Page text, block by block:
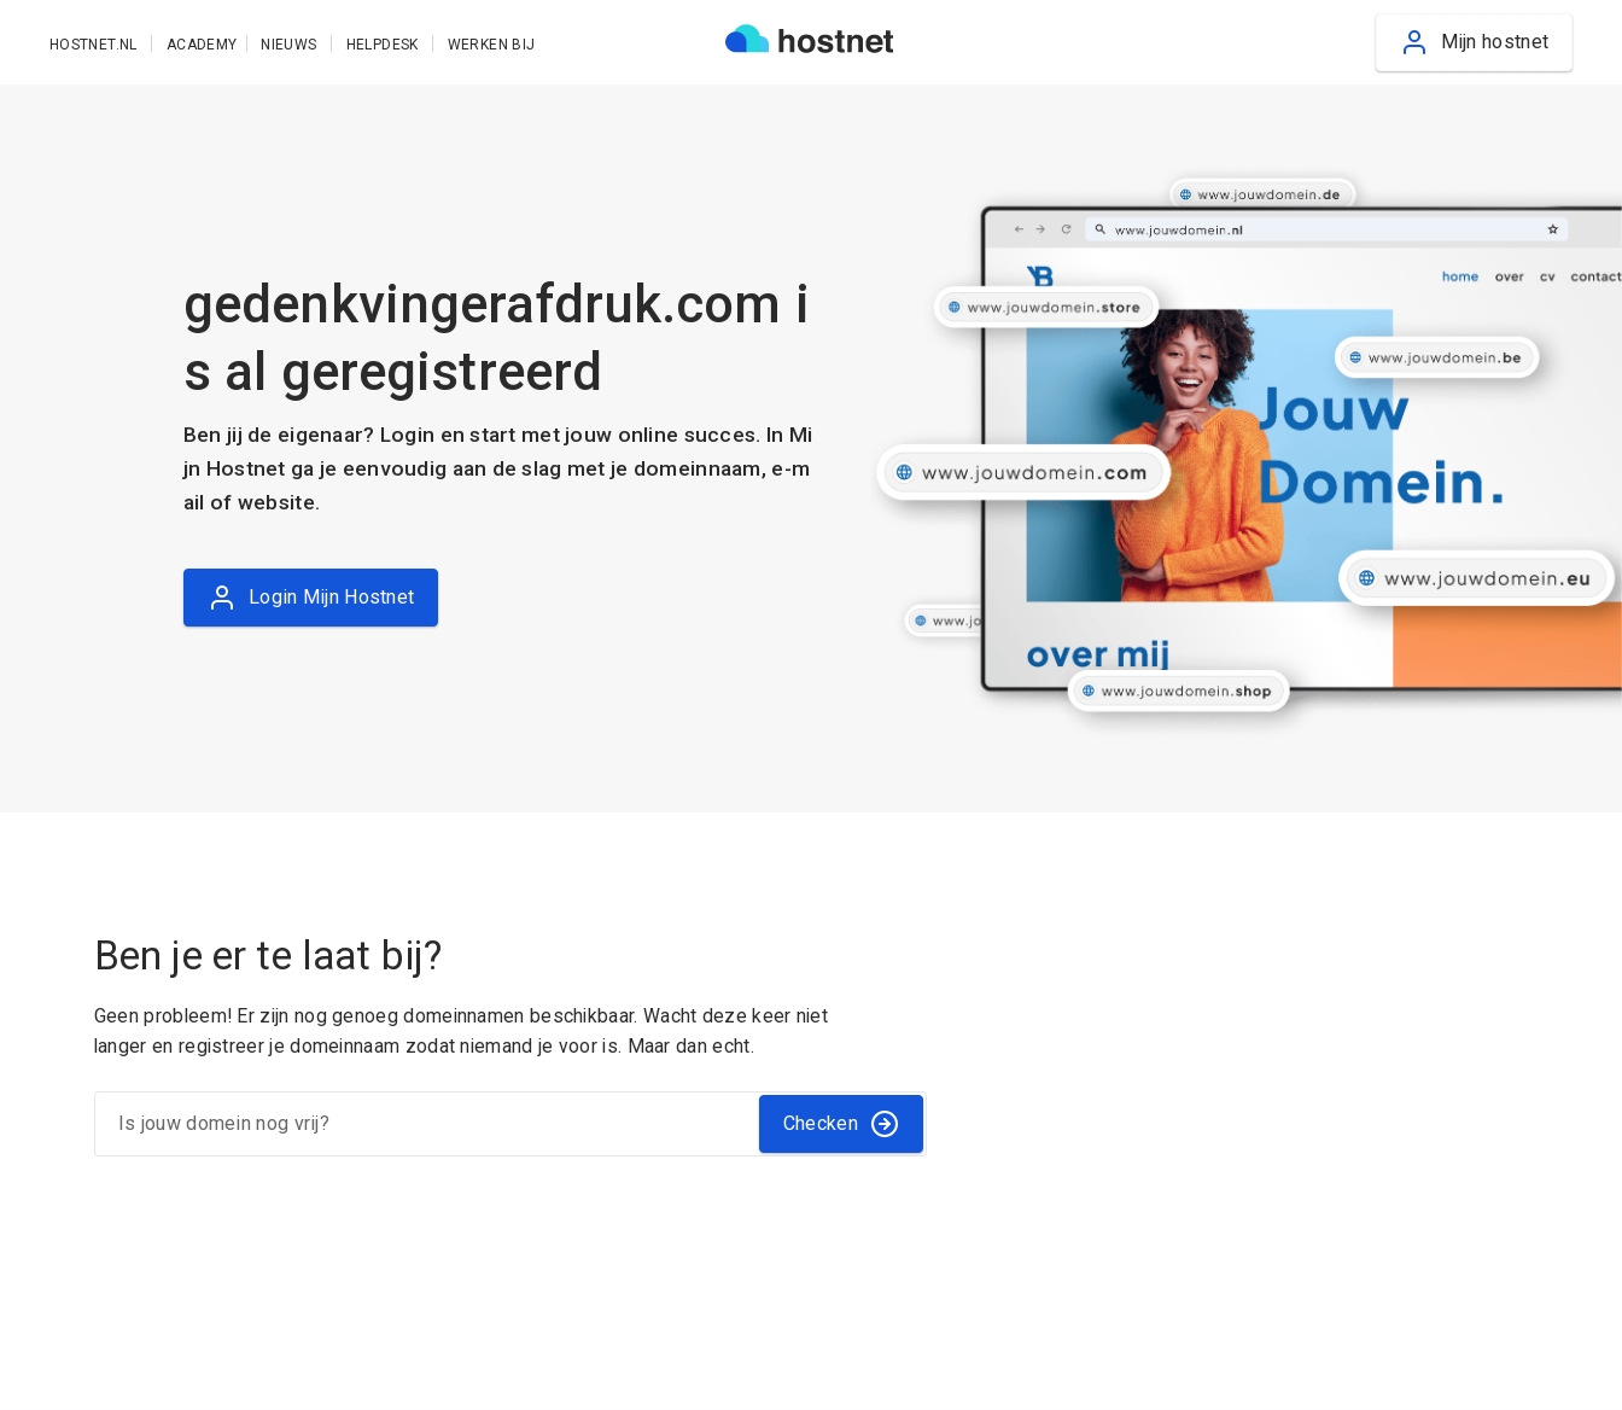
HOSTNET.NL ACADEMY NIEUWS HELPDESK WERKEN BIJ Mijn hostnet
gedenkvingerafdruk.com i
s al geregistreerd
Ben jij de eigenaar? Login en start met jouw online succes. In Mi
jn Hostnet ga je eenvoudig aan de slag met je domeinnaam, e-m
ail of website.
Login Mijn Hostnet
Ben je er te laat bij?
Geen probleem! Er zijn nog genoeg domeinnamen beschikbaar. Wacht deze keer niet
langer en registreer je domeinnaam zodat niemand je voor is. Maar dan echt.
Checken